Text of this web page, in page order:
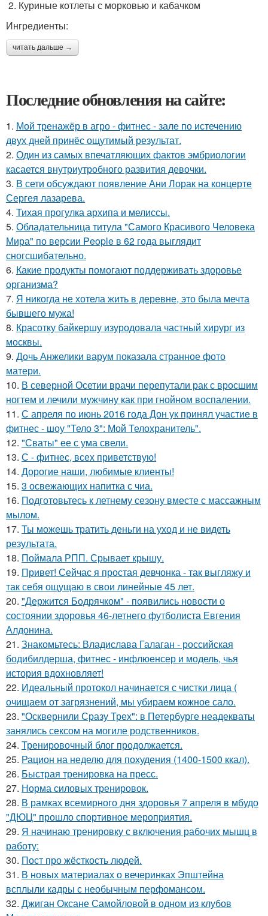
2. Куриные котлеты с морковью и кабачком
Ингредиенты:
читать дальше →
Последние обновления на сайте:
1. Мой тренажёр в агро - фитнес - зале по истечению
двух дней принёс ощутимый результат.
2. Один из самых впечатляющих фактов эмбриологии
касается внутриутробного развития девочки.
3. В сети обсуждают появление Ани Лорак на концерте
Сергея лазарева.
4. Тихая прогулка архипа и мелиссы.
5. Обладательница титула "Самого Красивого Человека
Мира" по версии People в 62 года выглядит
сногсшибательно.
6. Какие продукты помогают поддерживать здоровье
организма?
7. Я никогда не хотела жить в деревне, это была мечта
бывшего мужа!
8. Красотку байкершу изуродовала частный хирург из
москвы.
9. Дочь Анжелики варум показала странное фото
матери.
10. В северной Осетии врачи перепутали рак с вросшим
ногтем и лечили мужчину как при гнойном воспалении.
11. С апреля по июнь 2016 года Дон ук принял участие в
фитнес - шоу "Тело 3": Мой Телохранитель".
12. "Сваты" ее с ума свели.
13. С - фитнес, всех приветствую!
14. Дорогие наши, любимые клиенты!
15. 3 освежающих напитка с чиа.
16. Подготовьтесь к летнему сезону вместе с массажным
мылом.
17. Ты можешь тратить деньги на уход и не видеть
результата.
18. Поймала РПП. Срывает крышу.
19. Привет! Сейчас я простая девчонка - так выгляжу и
так себя ощущаю в свои линейные 45 лет.
20. "Держится Бодрячком" - появились новости о
состоянии здоровья 46-летнего футболиста Евгения
Алдонина.
21. Знакомьтесь: Владислава Галаган - российская
бодибилдерша, фитнес - инфлюенсер и модель, чья
история вдохновляет!
22. Идеальный протокол начинается с чистки лица (
очищаем от загрязнений, мы убираем кожное сало.
23. "Осквернили Сразу Трех": в Петербурге неадекваты
занялись сексом на могиле родственников.
24. Тренировочный блог продолжается.
25. Рацион на неделю для похудения (1400-1500 ккал).
26. Быстрая тренировка на пресс.
27. Норма силовых тренировок.
28. В рамках всемирного дня здоровья 7 апреля в мбудо
"ДЮЦ" прошло спортивное мероприятия.
29. Я начинаю тренировку с включения рабочих мышц в
работу:
30. Пост про жёсткость людей.
31. В новых материалах о вечеринках Эпштейна
всплыли кадры с необычным перфомансом.
32. Джиган Оксане Самойловой в одном из клубов